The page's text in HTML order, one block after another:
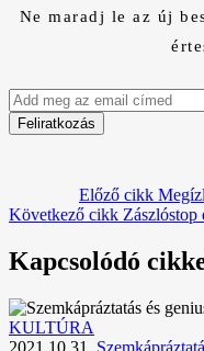
Ne maradj le az új
Előző cikk
Következő cikk Zászlóstop
Kapcsolódó
KULTÚRA
2021.10.31.